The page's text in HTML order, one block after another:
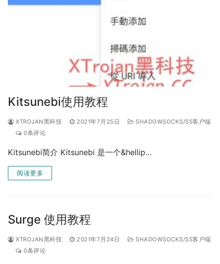
Kitsunebi使用教程
XTROJAN黑科技 2021年7月25日
SHADOWSOCKS/SS客户端
0条评论
Kitsunebi简介 Kitsunebi 是一个&hellip…
阅读更多
Surge 使用教程
XTROJAN黑科技 2021年7月24日
SHADOWSOCKS/SS客户端
0条评论